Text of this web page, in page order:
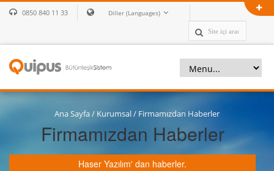
0850 840 11 33 Diller (Languages)
Ana Sayfa/ Kurumsal/ Firmamızdan Haberler
Firmamızdan Haberler
Haser Yazılım' dan haberler.